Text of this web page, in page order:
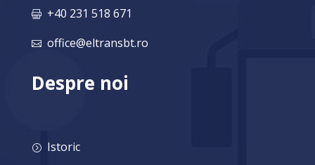
 +40 231 518 671
 office@eltransbt.ro
Despre noi
= Istoric